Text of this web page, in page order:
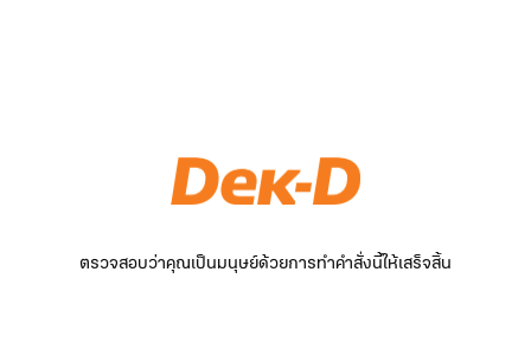
ตรวจสอบว่าคุณเป็นมนุษย์ด้วยการทำคำสั่งนี้ให้เสร็จสิ้น